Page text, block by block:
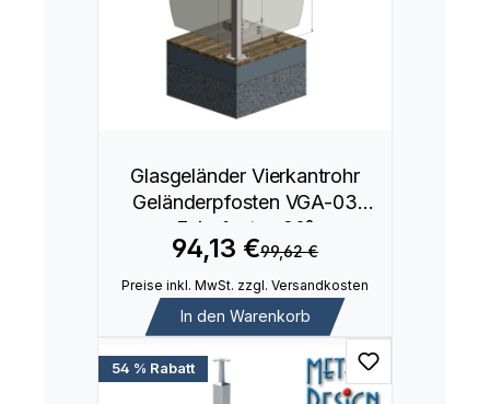
Glasgeländer Vierkantrohr
Geländerpfosten VGA-03
Eckpfosten 90°
94,13 €99,62 €
Preise inkl. MwSt. zzgl. Versandkosten
In den Warenkorb
54 % Rabatt